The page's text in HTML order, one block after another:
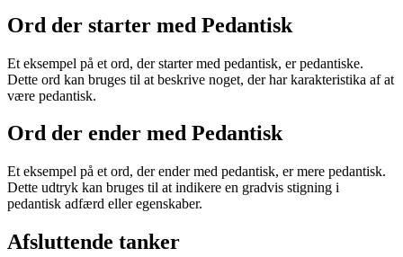
Ord der starter med Pedantisk
Et eksempel på et ord, der starter med pedantisk, er pedantiske.
Dette ord kan bruges til at beskrive noget, der har karakteristika af at
være pedantisk.
Ord der ender med Pedantisk
Et eksempel på et ord, der ender med pedantisk, er mere pedantisk.
Dette udtryk kan bruges til at indikere en gradvis stigning i
pedantisk adfærd eller egenskaber.
Afsluttende tanker